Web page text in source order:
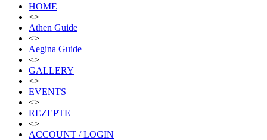
HOME
<>
Athen Guide
<>
Aegina Guide
<>
GALLERY
<>
EVENTS
<>
REZEPTE
<>
ACCOUNT / LOGIN